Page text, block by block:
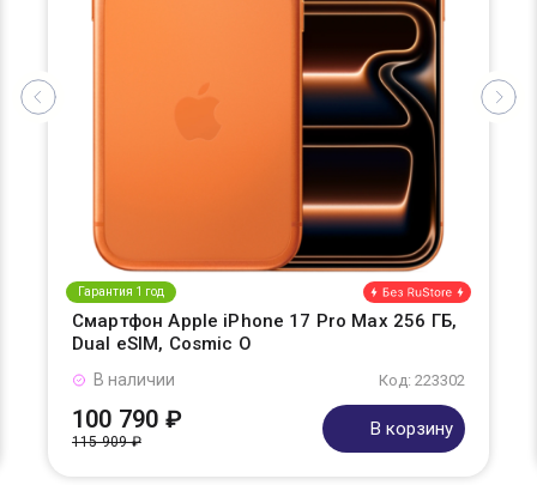
Гарантия 1 год
Смартфон Apple iPhone 17 Pro Max 256 ГБ,
Dual eSIM, Cosmic O
Код: 223302
В наличии
100 790 ₽
115 909 ₽
В корзину